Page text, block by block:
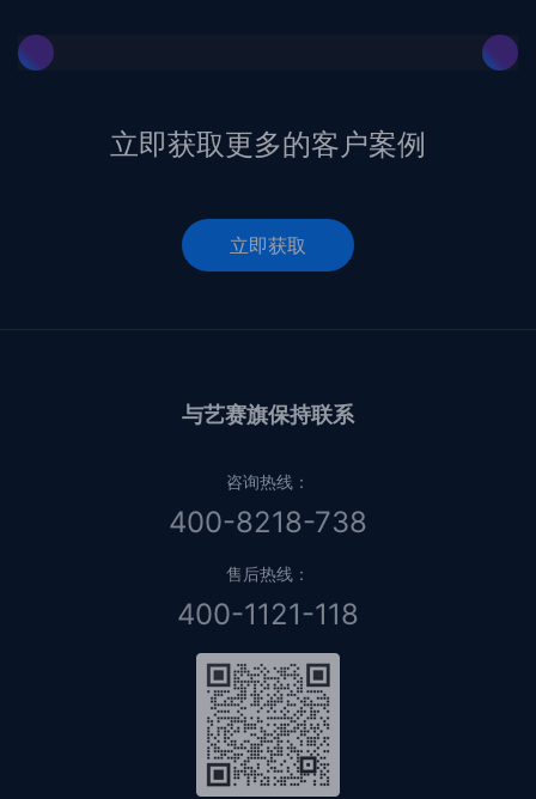
立即获取更多的客户案例
立即获取
与艺赛旗保持联系
咨询热线：
400-8218-738
售后热线：
400-1121-118